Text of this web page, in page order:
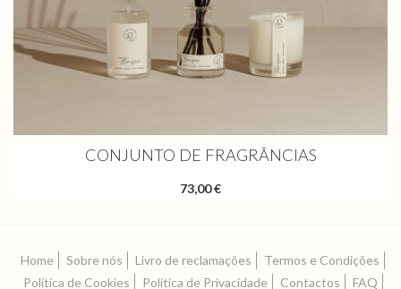
CONJUNTO DE FRAGRÂNCIAS
73,00 €
Home Sobre nós Livro de reclamações
Termos e Condições
Política de Cookies
Política de Privacidade Contactos
FAQ